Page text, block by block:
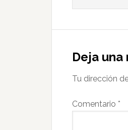
Deja
Tu dirección
Comentario *